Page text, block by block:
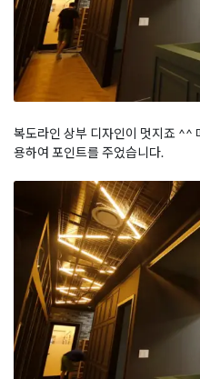
복도라인 상부 디자인이 멋지죠 ^^
용하여 포인트를 주었습니다.